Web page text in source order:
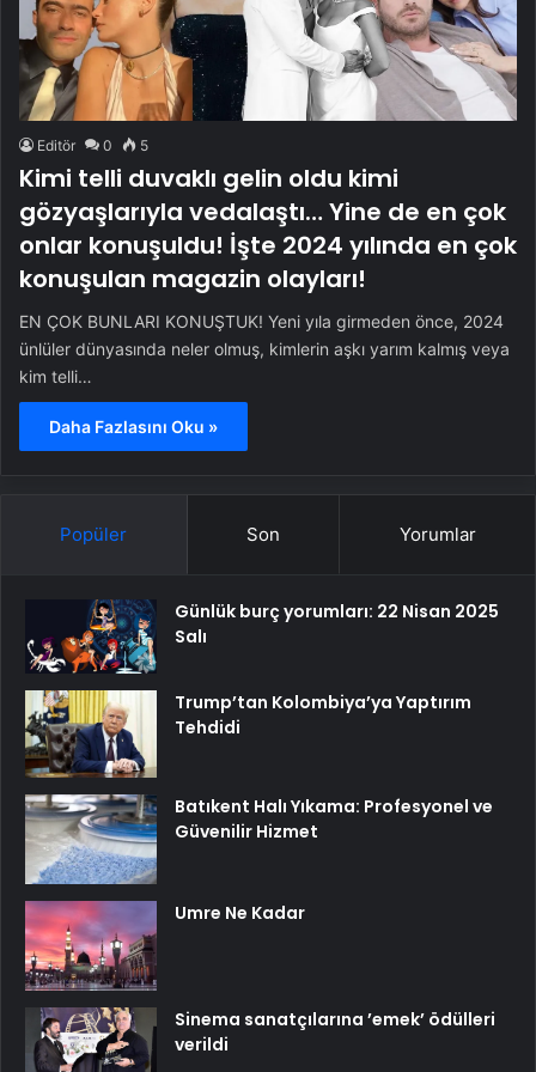
Editör 0 5
Kimi telli duvaklı gelin oldu kimi
gözyaşlarıyla vedalaştı… Yine de en çok
onlar konuşuldu! İşte 2024 yılında en çok
konuşulan magazin olayları!
EN ÇOK BUNLARI KONUŞTUK! Yeni yıla girmeden önce, 2024
ünlüler dünyasında neler olmuş, kimlerin aşkı yarım kalmış veya
kim telli…
Daha Fazlasını Oku »
Popüler Son Yorumlar
Günlük burç yorumları: 22 Nisan 2025
Salı
Trump’tan Kolombiya’ya Yaptırım
Tehdidi
Batıkent Halı Yıkama: Profesyonel ve
Güvenilir Hizmet
Umre Ne Kadar
Sinema sanatçılarına ’emek’ ödülleri
verildi